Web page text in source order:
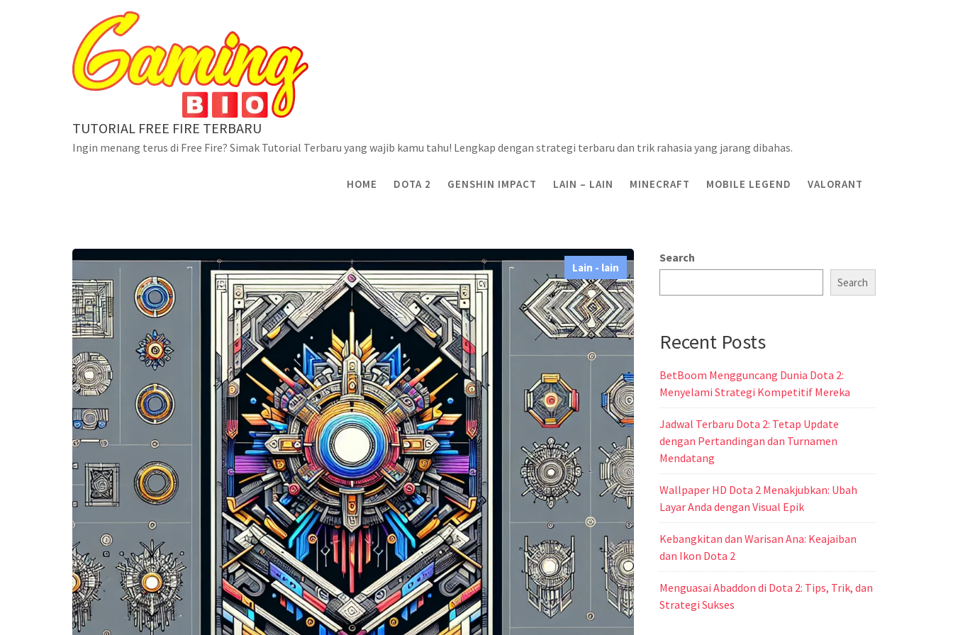
TUTORIAL FREE FIRE TERBARU
Ingin menang terus di Free Fire? Simak Tutorial Terbaru yang wajib kamu tahu! Lengkap dengan strategi terbaru dan trik rahasia yang jarang dibahas.
HOME DOTA 2 GENSHIN IMPACT LAIN – LAIN MINECRAFT MOBILE LEGEND VALORANT
Lain - lain
Search
Search
Recent Posts
BetBoom Mengguncang Dunia Dota 2:
Menyelami Strategi Kompetitif Mereka
Jadwal Terbaru Dota 2: Tetap Update
dengan Pertandingan dan Turnamen
Mendatang
Wallpaper HD Dota 2 Menakjubkan: Ubah
Layar Anda dengan Visual Epik
Kebangkitan dan Warisan Ana: Keajaiban
dan Ikon Dota 2
Menguasai Abaddon di Dota 2: Tips, Trik, dan
Strategi Sukses